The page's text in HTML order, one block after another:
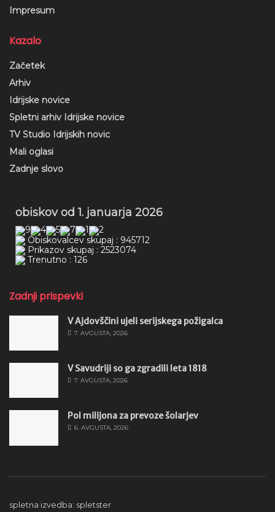
Impresum
Kazalo
Začetek
Arhiv
Idrijske novice
Spletni arhiv Idrijske novice
TV Studio Idrijskih novic
Mali oglasi
Zadnje slovo
obiskov od 1. januarja 2026
Obiskovalcev skupaj : 945712
Prikazov skupaj : 2523074
Trenutno : 126
Zadnji prispevki
V Ajdovščini ujeli serijskega požigalca
7. AVGUSTA, 2026
V Savudriji so ga zgradili leta 1818
7. AVGUSTA, 2026
Pol milijona za prevoze šolarjev
6. AVGUSTA, 2026
spletna izvedba: spletster